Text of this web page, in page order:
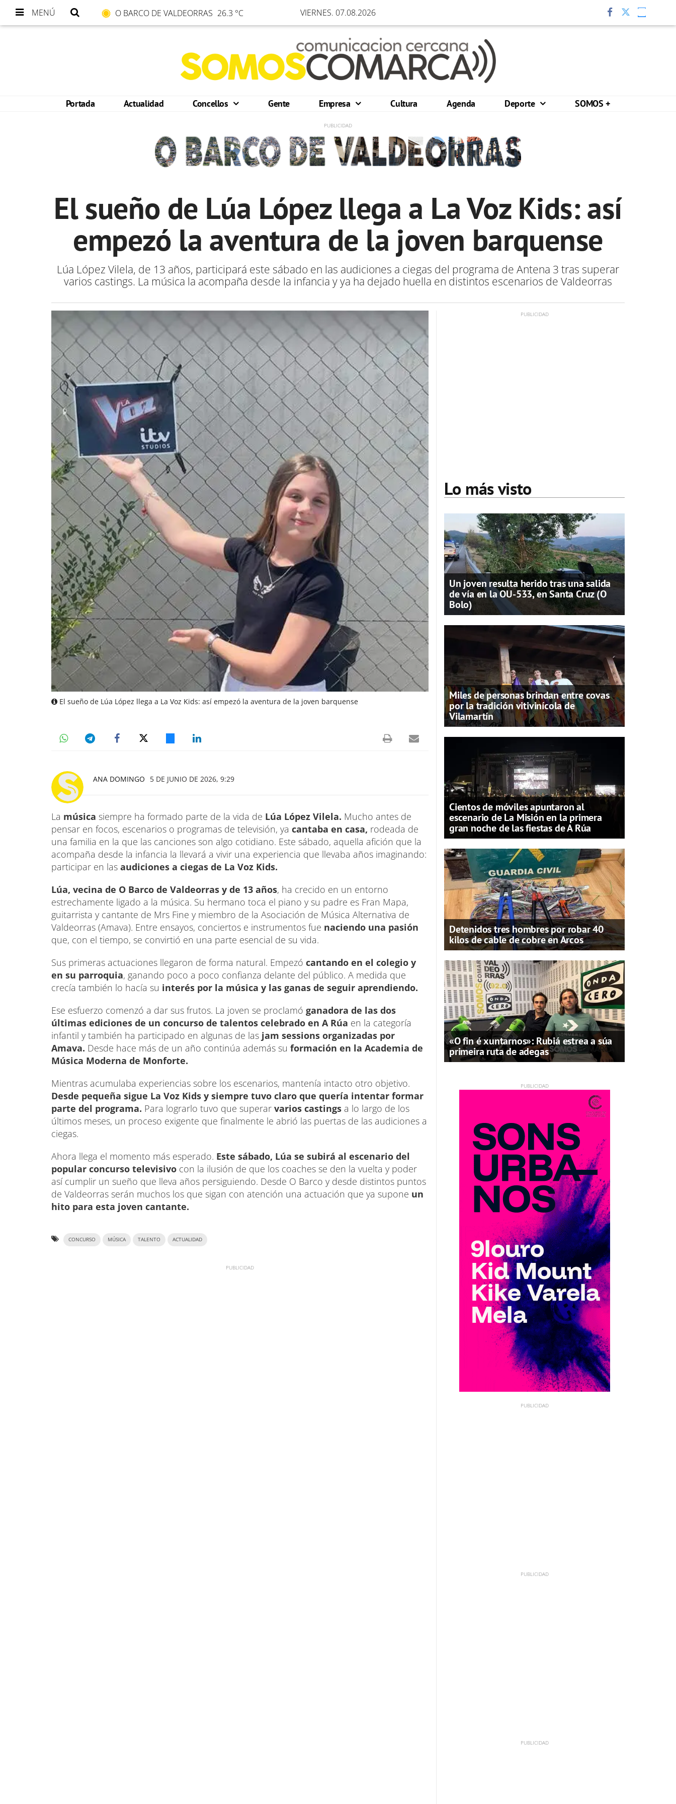
MENÚ O BARCO DE VALDEORRAS 26.3 °C VIERNES. 07.08.2026
Portada Actualidad Concellos Gente Empresa Cultura Agenda Deporte SOMOS +
El sueño de Lúa López llega a La Voz Kids: así
empezó la aventura de la joven barquense
Lúa López Vilela, de 13 años, participará este sábado en las audiciones a ciegas del programa de Antena 3 tras superar
varios castings. La música la acompaña desde la infancia y ya ha dejado huella en distintos escenarios de Valdeorras
El sueño de Lúa López llega a La Voz Kids: así empezó la aventura de la joven barquense
ANA DOMINGO 5 DE JUNIO DE 2026, 9:29
La música siempre ha formado parte de la vida de Lúa López Vilela. Mucho antes de
pensar en focos, escenarios o programas de televisión, ya cantaba en casa, rodeada de
una familia en la que las canciones son algo cotidiano. Este sábado, aquella afición que la
acompaña desde la infancia la llevará a vivir una experiencia que llevaba años imaginando:
participar en las audiciones a ciegas de La Voz Kids.
Lúa, vecina de O Barco de Valdeorras y de 13 años, ha crecido en un entorno
estrechamente ligado a la música. Su hermano toca el piano y su padre es Fran Mapa,
guitarrista y cantante de Mrs Fine y miembro de la Asociación de Música Alternativa de
Valdeorras (Amava). Entre ensayos, conciertos e instrumentos fue naciendo una pasión
que, con el tiempo, se convirtió en una parte esencial de su vida.
Sus primeras actuaciones llegaron de forma natural. Empezó cantando en el colegio y
en su parroquia, ganando poco a poco confianza delante del público. A medida que
crecía también lo hacía su interés por la música y las ganas de seguir aprendiendo.
Ese esfuerzo comenzó a dar sus frutos. La joven se proclamó ganadora de las dos
últimas ediciones de un concurso de talentos celebrado en A Rúa en la categoría
infantil y también ha participado en algunas de las jam sessions organizadas por
Amava. Desde hace más de un año continúa además su formación en la Academia de
Música Moderna de Monforte.
Mientras acumulaba experiencias sobre los escenarios, mantenía intacto otro objetivo.
Desde pequeña sigue La Voz Kids y siempre tuvo claro que quería intentar formar
parte del programa. Para lograrlo tuvo que superar varios castings a lo largo de los
últimos meses, un proceso exigente que finalmente le abrió las puertas de las audiciones a
ciegas.
Ahora llega el momento más esperado. Este sábado, Lúa se subirá al escenario del
popular concurso televisivo con la ilusión de que los coaches se den la vuelta y poder
así cumplir un sueño que lleva años persiguiendo. Desde O Barco y desde distintos puntos
de Valdeorras serán muchos los que sigan con atención una actuación que ya supone un
hito para esta joven cantante.
CONCURSO MÚSICA TALENTO ACTUALIDAD
Lo más visto
Un joven resulta herido tras una salida
de vía en la OU-533, en Santa Cruz (O
Bolo)
Miles de personas brindan entre covas
por la tradición vitivinícola de
Vilamartín
Cientos de móviles apuntaron al
escenario de La Misión en la primera
gran noche de las fiestas de A Rúa
Detenidos tres hombres por robar 40
kilos de cable de cobre en Arcos
«O fin é xuntarnos»: Rubiá estrea a súa
primeira ruta de adegas